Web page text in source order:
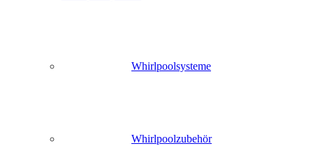
Whirlpoolsysteme
Whirlpoolzubehör